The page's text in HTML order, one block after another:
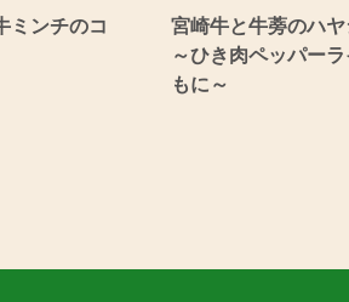
ミンチのコ
宮崎牛と牛蒡のハ
～ひき肉ペッパー
もに～